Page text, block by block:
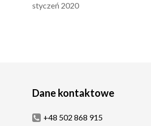
styczeń 2020
Dane kontaktowe
+48 502 868 915